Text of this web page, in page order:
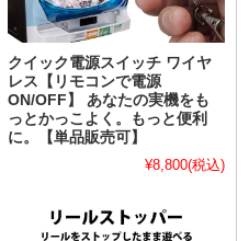
クイック電源スイッチ ワイヤ
レス【リモコンで電源
ON/OFF】 あなたの実機をも
っとかっこよく。もっと便利
に。【単品販売可】
¥8,800(税込)